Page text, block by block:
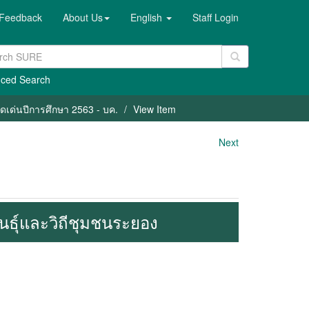
About Us English Staff Login
Search
เด่นปีการศึกษา 2563 - บค. View Item
Next
และวิถีชุมชนระยอง